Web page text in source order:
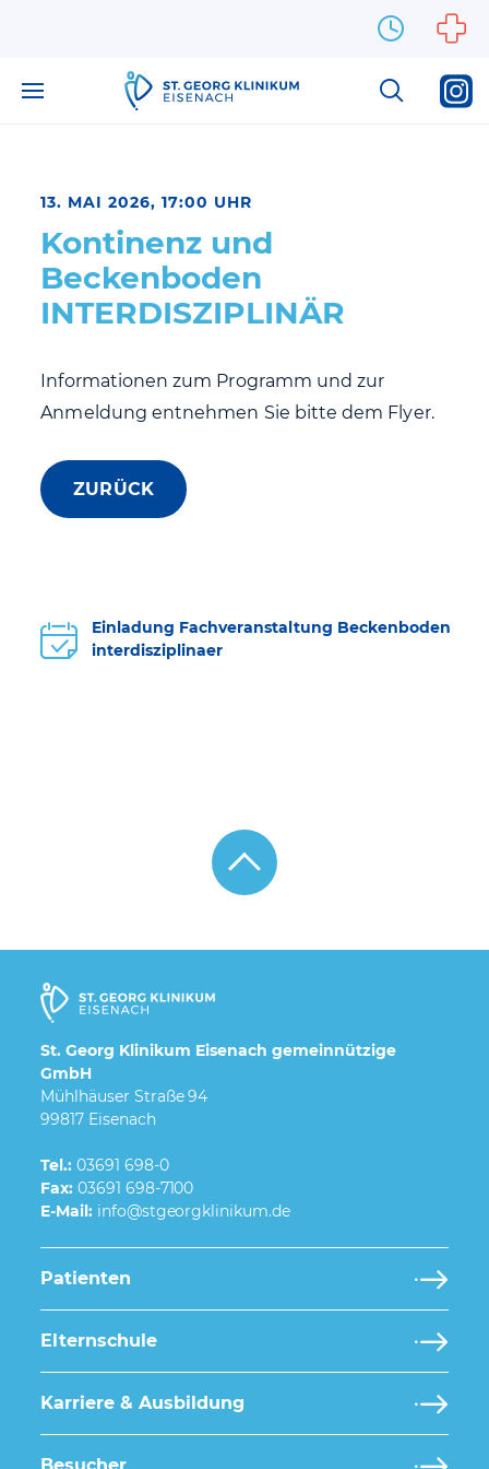
13. MAI 2026, 17:00 UHR
Kontinenz und
Beckenboden
INTERDISZIPLINÄR
Informationen zum Programm und zur
Anmeldung entnehmen Sie bitte dem Flyer.
ZURÜCK
Einladung Fachveranstaltung Beckenboden
interdisziplinaer
St. Georg Klinikum Eisenach gemeinnützige
GmbH
Mühlhäuser Straße 94
99817 Eisenach
Tel.: 03691 698-0
Fax: 03691 698-7100
E-Mail:
Patienten
Elternschule
Karriere & Ausbildung